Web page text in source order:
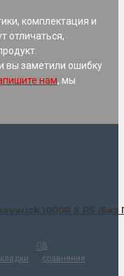
комплектация и
отличаться,
вы заметили ошибку
нам, мы
1000R X RS
В
сравнение